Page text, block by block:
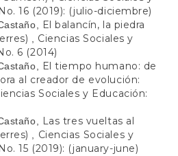
16 (2019): (julio-diciembre)
El balancín, la piedra
, Ciencias Sociales y
6 (2014)
El tiempo humano: de
al creador de evolución:
Sociales y Educación:
Las tres vueltas al
, Ciencias Sociales y
15 (2019): (january-june)